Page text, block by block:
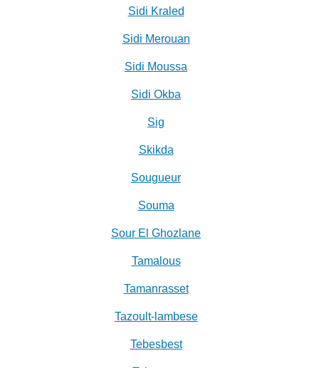
Sidi Kraled
Sidi Merouan
Sidi Moussa
Sidi Okba
Sig
Skikda
Sougueur
Souma
Sour El Ghozlane
Tamalous
Tamanrasset
Tazoult-lambese
Tebesbest